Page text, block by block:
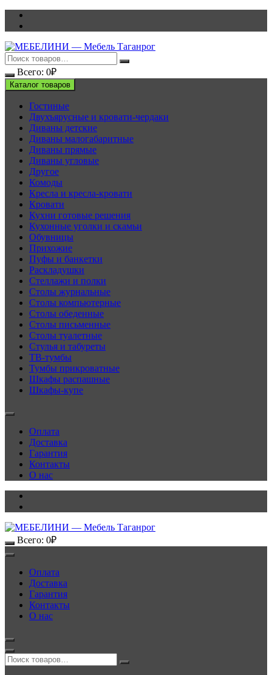
Перейти
Всего: 0₽
Каталог товаров
Гостиные
Двухъярусные и кровати-чердаки
Диваны детские
Диваны малогабаритные
Диваны прямые
Диваны угловые
Другое
Комоды
Кресла и кресла-кровати
Кровати
Кухни готовые решения
Кухонные уголки и скамьи
Обувницы
Прихожие
Пуфы и банкетки
Раскладушки
Стеллажи и полки
Столы журнальные
Столы компьютерные
Столы обеденные
Столы письменные
Столы туалетные
Стулья и табуреты
ТВ-тумбы
Тумбы прикроватные
Шкафы распашные
Шкафы-купе
Оплата
Доставка
Гарантия
Контакты
О нас
Всего: 0₽
Оплата
Доставка
Гарантия
Контакты
О нас